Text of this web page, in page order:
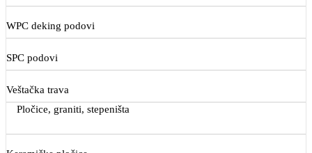
WPC deking podovi
SPC podovi
Veštačka trava
Pločice, graniti, stepeništa